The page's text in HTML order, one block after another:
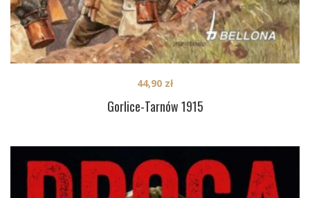
Gorlice-Tarnów 1915
44,90 zł